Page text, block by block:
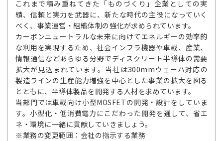
これまで積み重ねてきた「ものづくり」企業としての実
績、信頼と実力を武器に、新たな時代の主役になっていく
べく、事業運営・組織体制の強化が求められています。
カーボンニュートラルな未来に向けてエネルギーの効率的
な利用を実現するため、社会インフラ機器や車載、産業、
情報通信などあらゆる分野でディスクリート半導体の需要
拡大が見込まれています。当社は300mmウェーハ対応の
製造ラインの生産能力増強を中心とした事業の拡大を図る
とともに、半導体製品を開発する人材を求めています。
当部門では車載向け小型MOSFETの開発・設計をしていま
す。小型化・低消費電力にこだわった開発を通して、省エ
ネ・環境に一緒に貢献していきましょう。
※業務の変更範囲：会社の指示する業務